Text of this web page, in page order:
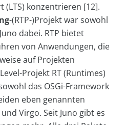
(LTS) konzentrieren [12].
-(RTP-)Projekt war sowohl
dabei. RTP bietet
von Anwendungen, die
auf Projekten
Projekt RT (Runtimes)
das OSGi-Framework
eben genannten
Virgo. Seit Juno gibt es